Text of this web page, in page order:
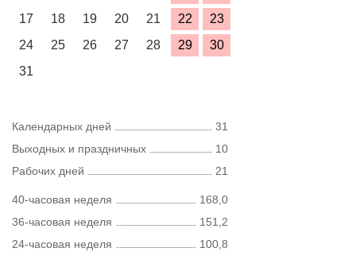
17
18 19 20 21 22
23
24
25 26 27 28 29
30
31
Календарных дней
31
Выходных и праздничных
10
Рабочих дней
21
40-часовая неделя
168,0
36-часовая неделя
151,2
24-часовая неделя
100,8